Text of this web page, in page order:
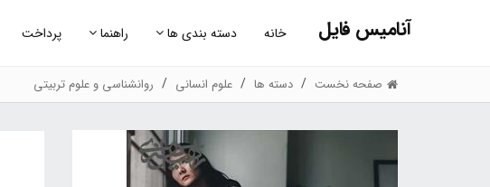
آنامیس فایل خانه دسته بندی ها راهنما پرداخت
صفحه نخست دسته ها علوم انسانی روانشناسی و علوم تربیتی